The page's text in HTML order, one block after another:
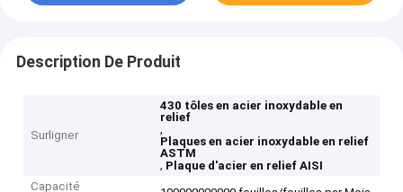
Description De Produit
Surligner
430 tôles en acier inoxydable en
relief
,
Plaques en acier inoxydable en relief
ASTM
, Plaque d'acier en relief AISI
Capacité